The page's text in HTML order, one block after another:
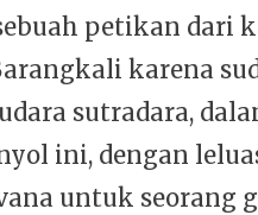
petikan dari
karena
sutradara,
ini, dengan
untuk seorang